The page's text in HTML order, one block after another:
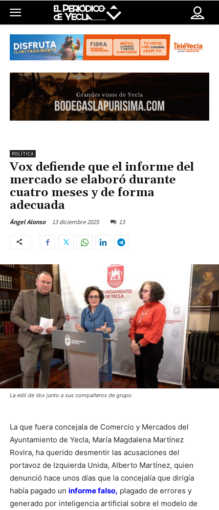
POLÍTICA
Vox defiende que el informe del
mercado se elaboró durante
cuatro meses y de forma
adecuada
Ángel Alonso 13 diciembre 2025 13
La edil de Vox junto a sus compañeros de grupo.
La que fuera concejala de Comercio y Mercados del
Ayuntamiento de Yecla, María Magdalena Martínez
Rovira, ha querido desmentir las acusaciones del
portavoz de Izquierda Unida, Alberto Martínez, quien
denunció hace unos días que la concejalía que dirigía
había pagado un informe falso, plagado de errores y
generado por inteligencia artificial sobre el modelo de